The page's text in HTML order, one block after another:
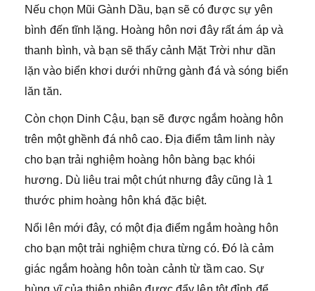
Nếu chọn Mũi Gành Dầu, bạn sẽ có được sự yên
bình đến tĩnh lặng. Hoàng hôn nơi đây rất ám áp và
thanh bình, và bạn sẽ thấy cảnh Mặt Trời như dần
lặn vào biển khơi dưới những gành đá và sóng biển
lăn tăn.
Còn chọn Dinh Cậu, bạn sẽ được ngắm hoàng hôn
trên một ghềnh đá nhô cao. Địa điểm tâm linh này
cho bạn trải nghiệm hoàng hôn bàng bạc khói
hương. Dù liêu trai một chút nhưng đây cũng là 1
thước phim hoàng hôn khá đặc biệt.
Nổi lên mới đây, có một địa điểm ngắm hoàng hôn
cho bạn một trải nghiệm chưa từng có. Đó là cảm
giác ngắm hoàng hôn toàn cảnh từ tầm cao. Sự